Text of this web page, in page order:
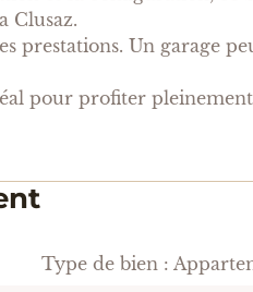
Clusaz.
prestations. Un garage
pour profiter
Type de bien :